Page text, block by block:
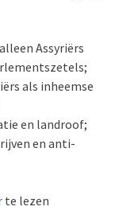
Assyriërs
als inheemse
en landroof;
en anti-
te lezen